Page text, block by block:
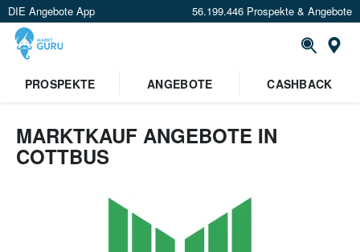
DIE Angebote App 56.199.446 Prospekte & Angebote
PROSPEKTE
ANGEBOTE CASHBACK
MARKTKAUF ANGEBOTE IN
COTTBUS